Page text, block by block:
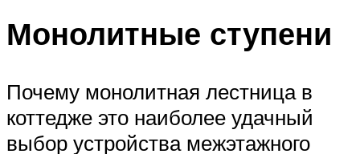
Монолитные ступени
Почему монолитная лестница в
коттедже это наиболее удачный
выбор устройства межэтажного